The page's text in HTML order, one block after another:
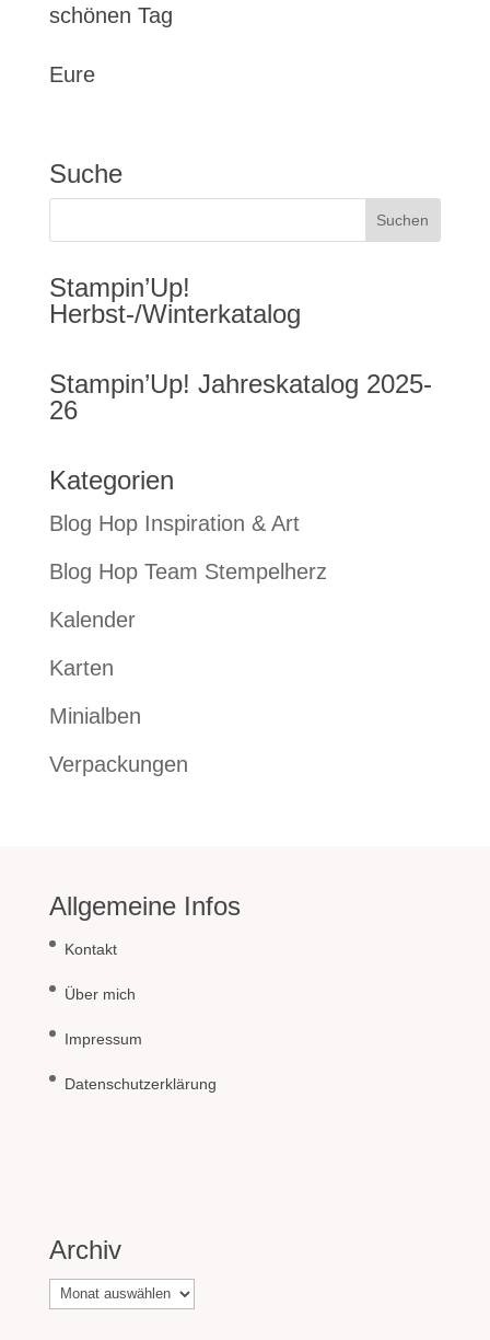
schönen Tag
Eure
Suche
Stampin’Up!
Herbst-/Winterkatalog
Stampin’Up! Jahreskatalog 2025-
26
Kategorien
Blog Hop Inspiration & Art
Blog Hop Team Stempelherz
Kalender
Karten
Minialben
Verpackungen
Allgemeine Infos
Kontakt
Über mich
Impressum
Datenschutzerklärung
Archiv
Archiv